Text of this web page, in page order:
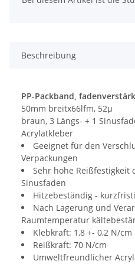
Beschreibung
PP-Packband,
50mm breitx66lfm, 52µ
braun, 3 Längs- + 1
Acrylatkleber
Geeignet für den
Verpackungen
Sehr hohe Reißfestigkeit
Sinusfaden
Hitzebeständig -
Nach Lagerung und
Raumtemperatur
Klebkraft: 1,8 +- 0,2 N/cm
Reißkraft: 70 N/cm
Umweltfreundlicher